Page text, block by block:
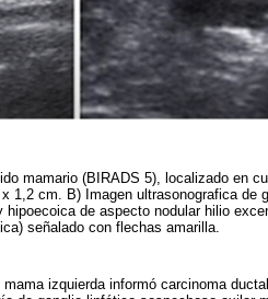
mamario (BIRADS 5), localizado en
1,2 cm. B) Imagen ultrasonografica de
de aspecto nodular hilio
señalado con flechas amarilla.
izquierda informó carcinoma